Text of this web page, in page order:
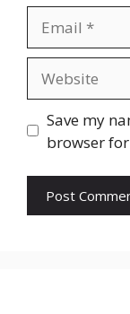
Save my
browser